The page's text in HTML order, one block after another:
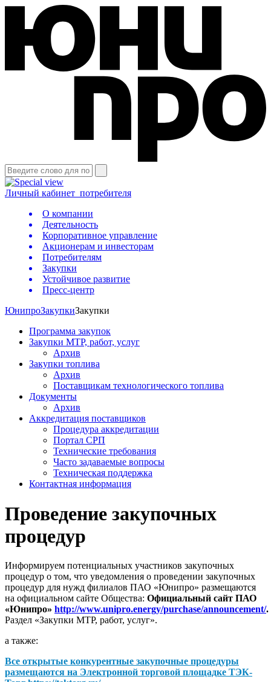
Личный кабинет потребителя
О компании
Деятельность
Корпоративное управление
Акционерам и инвесторам
Потребителям
Закупки
Устойчивое развитие
Пресс-центр
ЮнипроЗакупкиЗакупки
Программа закупок
Закупки МТР, работ, услуг
Архив
Закупки топлива
Архив
Поставщикам технологического топлива
Документы
Архив
Аккредитация поставщиков
Процедура аккредитации
Портал СРП
Технические требования
Часто задаваемые вопросы
Техническая поддержка
Контактная информация
Проведение закупочных
процедур
Информируем потенциальных участников закупочных
процедур о том, что уведомления о проведении закупочных
процедур для нужд филиалов ПАО «Юнипро» размещаются
на официальном сайте Общества: Официальный сайт ПАО
«Юнипро» http://www.unipro.energy/purchase/announcement/.
Раздел «Закупки МТР, работ, услуг».
а также:
Все открытые конкурентные закупочные процедуры
размещаются на Электронной торговой площадке ТЭК-